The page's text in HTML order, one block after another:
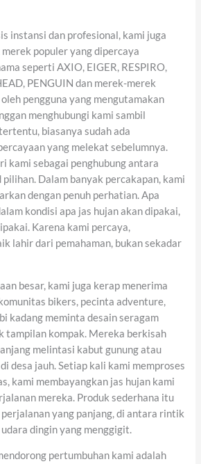
instansi dan profesional, kami juga
populer yang dipercaya
seperti AXIO, EIGER, RESPIRO,
PENGUIN dan merek-merek
pengguna yang mengutamakan
menghubungi kami sambil
biasanya sudah ada
yang melekat sebelumnya.
kami sebagai penghubung antara
Dalam banyak percakapan, kami
dengan penuh perhatian. Apa
kondisi apa jas hujan akan dipakai,
Karena kami percaya,
lahir dari pemahaman, bukan sekadar
besar, kami juga kerap menerima
bikers, pecinta adventure,
kadang meminta desain seragam
tampilan kompak. Mereka berkisah
melintasi kabut gunung atau
desa jauh. Setiap kali kami memproses
kami membayangkan jas hujan kami
mereka. Produk sederhana itu
yang panjang, di antara rintik
dingin yang menggigit.
pertumbuhan kami adalah